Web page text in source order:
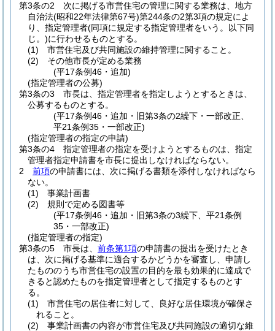
第3条の2
次に掲げる市営住宅の管理に関する業務は、地方
自治法(昭和22年法律第67号)第244条の2第3項の規定によ
り、指定管理者(同項に規定する指定管理者をいう。以下同
じ。)に行わせるものとする。
(1)
市営住宅及び共同施設の維持管理に関すること。
(2)
その他市長が定める業務
(平17条例46・追加)
(指定管理者の公募)
第3条の3
市長は、指定管理者を指定しようとするときは、
公募するものとする。
(平17条例46・追加・旧第3条の2繰下・一部改正、
平21条例35・一部改正)
(指定管理者の指定の申請)
第3条の4
指定管理者の指定を受けようとするものは、指定
管理者指定申請書を市長に提出しなければならない。
2
前項の申請書には、次に掲げる書類を添付しなければなら
ない。
(1)
事業計画書
(2)
規則で定める図書等
(平17条例46・追加・旧第3条の3繰下、平21条例
35・一部改正)
(指定管理者の指定)
第3条の5
市長は、 前条第1項の申請書の提出を受けたとき
は、次に掲げる基準に適合するかどうかを審査し、申請し
たもののうち市営住宅の設置の目的を最も効果的に達成で
きると認めたものを指定管理者として指定するものとす
る。
(1)
市営住宅の居住者に対して、良好な居住環境が確保さ
れること。
(2)
事業計画書の内容が市営住宅及び共同施設の適切な維